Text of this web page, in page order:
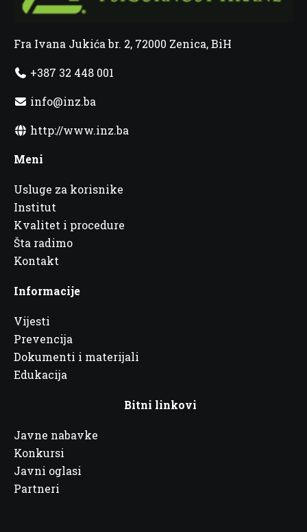
Fra Ivana Jukića br. 2, 72000 Zenica, BiH
+387 32 448 001
info@inz.ba
http://www.inz.ba
Meni
Usluge za korisnike
Institut
Kvalitet i procedure
Šta radimo
Kontakt
Informacije
Vijesti
Prevencija
Dokumenti i materijali
Edukacija
Bitni linkovi
Javne nabavke
Konkursi
Javni oglasi
Partneri